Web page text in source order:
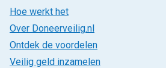
Hoe werkt het
Over Doneerveilig.nl
Ontdek de voordelen
Veilig geld inzamelen